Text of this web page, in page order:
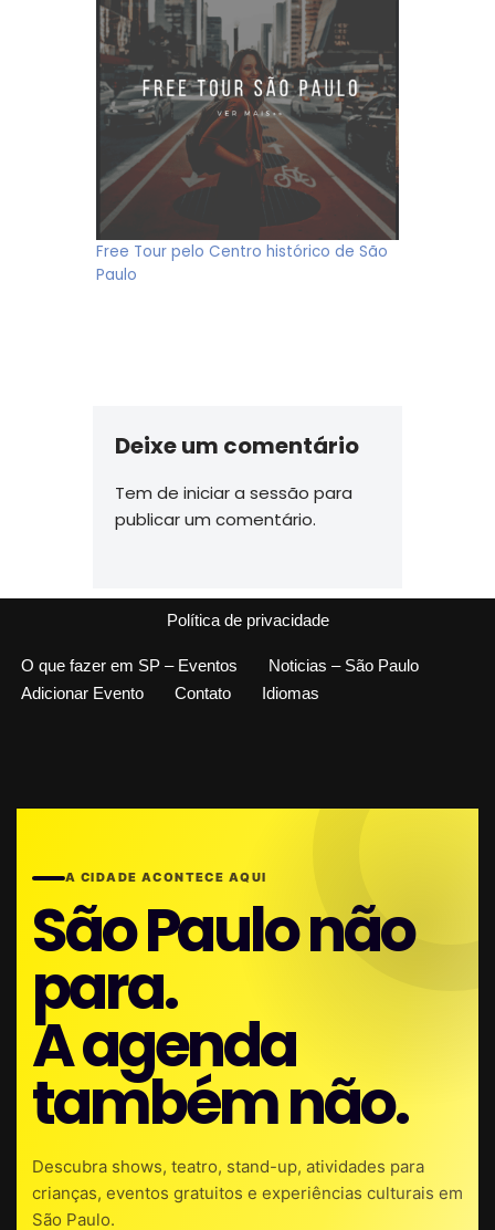
Free Tour pelo Centro histórico de São
Paulo
Deixe um comentário
Tem de iniciar a sessão para
publicar um comentário.
Política de privacidade
O que fazer em SP – Eventos
Noticias – São Paulo
Adicionar Evento
Contato Idiomas
A CIDADE ACONTECE AQUI
São Paulo não
para.
A agenda
também não.
Descubra shows, teatro, stand-up, atividades para
crianças, eventos gratuitos e experiências culturais em
São Paulo.